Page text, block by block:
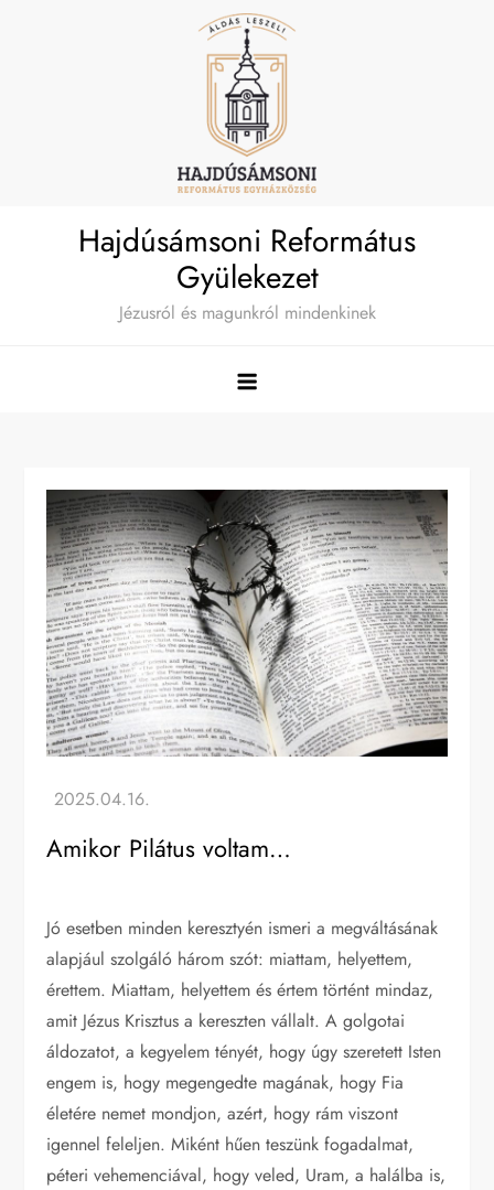
Hajdúsámsoni Református
Gyülekezet
Jézusról és magunkról mindenkinek
Amikor Pilátus voltam…
Jó esetben minden keresztyén ismeri a megváltásának
alapjául szolgáló három szót: miattam, helyettem,
érettem. Miattam, helyettem és értem történt mindaz,
amit Jézus Krisztus a kereszten vállalt. A golgotai
áldozatot, a kegyelem tényét, hogy úgy szeretett Isten
engem is, hogy megengedte magának, hogy Fia
életére nemet mondjon, azért, hogy rám viszont
igennel feleljen. Miként hűen teszünk fogadalmat,
péteri vehemenciával, hogy veled, Uram, a halálba is,